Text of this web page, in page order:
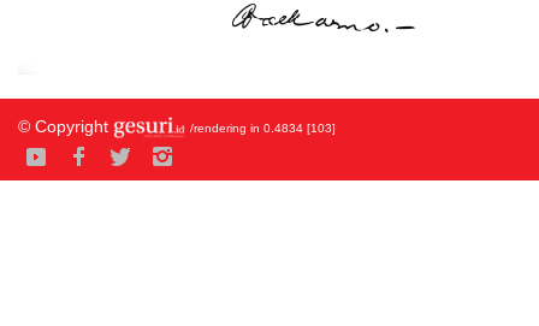
© Copyright /rendering in 0.4834 [103]